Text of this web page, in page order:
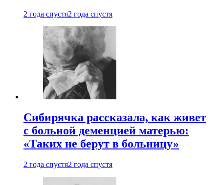
2 года спустя2 года спустя
Сибирячка рассказала, как живет
с больной деменцией матерью:
«Таких не берут в больницу»
2 года спустя2 года спустя